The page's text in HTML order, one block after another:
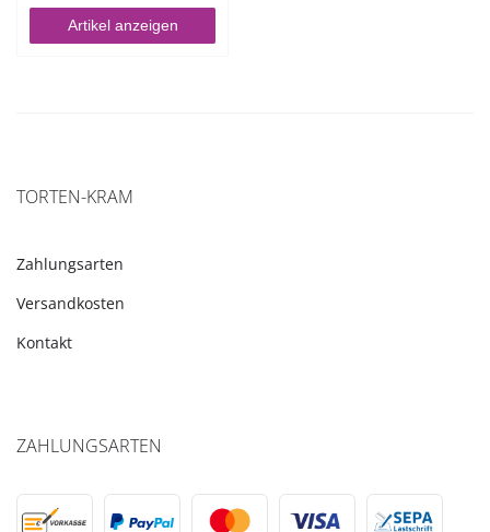
Artikel anzeigen
TORTEN-KRAM
Zahlungsarten
Versandkosten
Kontakt
ZAHLUNGSARTEN